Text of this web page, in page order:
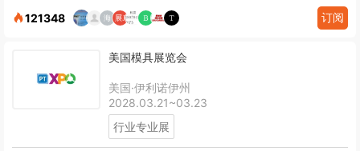
121348 订阅
美国模具展览会
美国·伊利诺伊州
2028.03.21~03.23
行业专业展